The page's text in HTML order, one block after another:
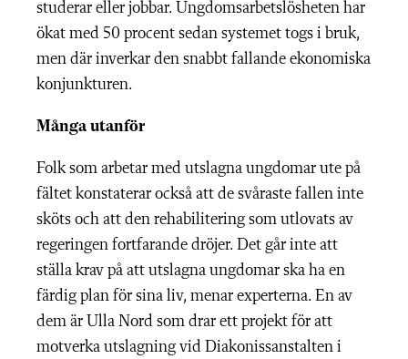
studerar eller jobbar. Ungdomsarbetslösheten har
ökat med 50 procent sedan systemet togs i bruk,
men där inverkar den snabbt fallande ekonomiska
konjunkturen.
Många utanför
Folk som arbetar med utslagna ungdomar ute på
fältet konstaterar också att de svåraste fallen inte
sköts och att den rehabilitering som utlovats av
regeringen fortfarande dröjer. Det går inte att
ställa krav på att utslagna ungdomar ska ha en
färdig plan för sina liv, menar experterna. En av
dem är Ulla Nord som drar ett projekt för att
motverka utslagning vid Diakonissanstalten i